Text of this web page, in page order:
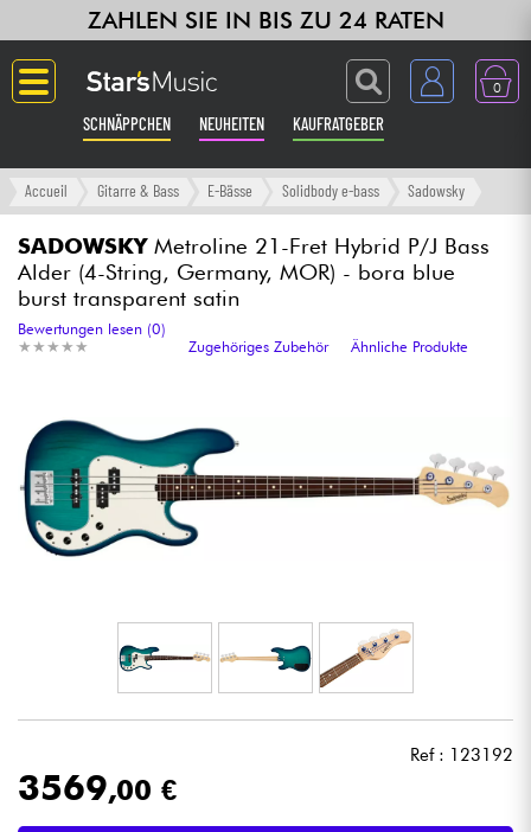
ZAHLEN SIE IN BIS ZU 24 RATEN
0
SCHNÄPPCHEN NEUHEITEN KAUFRATGEBER
Langue
Gitarre & Bass
Verstärker & Effekte
Synths & samplers
Studio
Kopfhörer
Mikros
Licht
Accueil Gitarre & Bass E-Bässe Solidbody e-bass Sadowsky
SADOWSKYMetroline 21-Fret Hybrid P/J Bass
Alder (4-String, Germany, MOR) - bora blue
burst transparent satin
★ ★ ★ ★ ★
★ ★ ★ ★ ★
Bewertungen lesen (0)
Zugehöriges Zubehör
Ähnliche Produkte
Ref : 123192
3569,00 €